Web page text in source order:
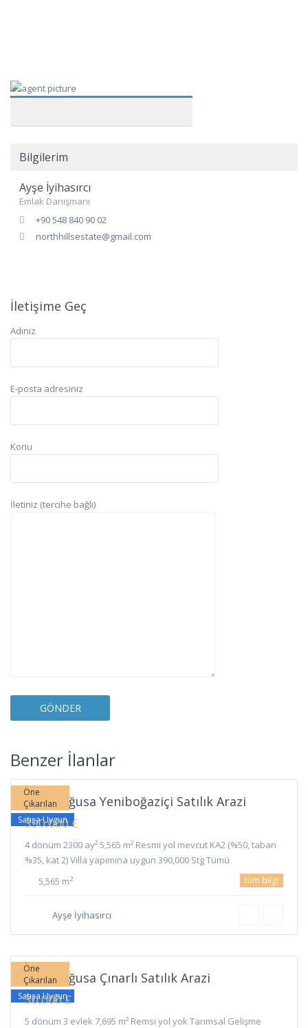
Bilgilerim
Ayşe İyihasırcı
Emlak Danışmanı
+90 548 840 90 02
northhillsestate@gmail.com
İletişime Geç
Adınız
E-posta adresiniz
Konu
İletiniz (tercihe bağlı)
Benzer İlanlar
Gazimağusa
Öne
Çıkarılan
Satışa Uygun
Gazimağusa Yeniboğaziçi Satılık Arazi
390,000 £
4 dönüm 2300 ay² 5,565 m² Resmi yol mevcut KA2 (%50, taban
%35, kat 2) Villa yapımına uygun 390,000 Stg Tümü
5,565 m2 tüm bilgi
Ayşe İyihasırcı
Öne
Çıkarılan
Satışa Uygun
Gazimağusa Çınarlı Satılık Arazi
30,000 £
5 dönüm 3 evlek 7,695 m² Remsi yol yok Tarımsal Gelişme